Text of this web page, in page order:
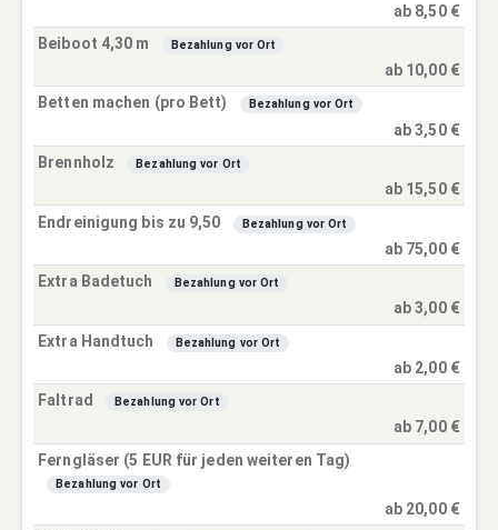
ab 8,50 €
Beiboot 4,30 m
Bezahlung vor Ort
ab 10,00 €
Betten machen (pro Bett)
Bezahlung vor Ort
ab 3,50 €
Brennholz
Bezahlung vor Ort
ab 15,50 €
Endreinigung bis zu 9,50
Bezahlung vor Ort
ab 75,00 €
Extra Badetuch
Bezahlung vor Ort
ab 3,00 €
Extra Handtuch
Bezahlung vor Ort
ab 2,00 €
Faltrad
Bezahlung vor Ort
ab 7,00 €
Ferngläser (5 EUR für jeden weiteren Tag)
Bezahlung vor Ort
ab 20,00 €